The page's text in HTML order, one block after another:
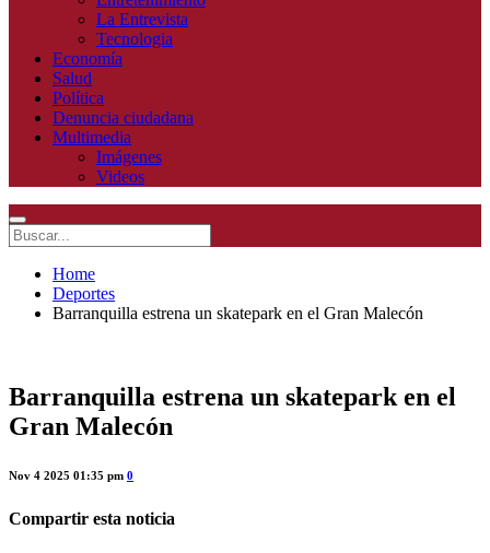
La Entrevista
Tecnologia
Economía
Salud
Política
Denuncia ciudadana
Multimedia
Imágenes
Videos
Home
Deportes
Barranquilla estrena un skatepark en el Gran Malecón
Barranquilla estrena un skatepark en el
Gran Malecón
Nov 4 2025 01:35 pm 0
Compartir esta noticia